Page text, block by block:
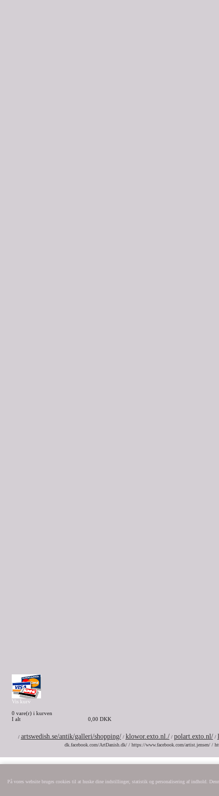
På vores website bruges cookies til at huske dine indstillinger, statistik og personalisering af indhold.
Vis kurv
0 vare(r) i kurven
I alt
0,00 DKK
/ artswedish.se/antik/galleri/shopping/ / klowor.exto.nl./ / polart.exto.nl/ /
dk.facebook.com/ArtDanish.dk/ / https://www.facebook.com/artist.jensen/ /